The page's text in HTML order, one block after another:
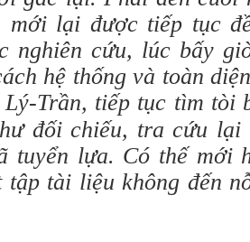
mới lại được tiếp tụcđ
nghiên cứu, lúc bấy
ách hệ thống và toàn
Lý-Trần, tiếp tục tìm tòi
ư đối chiếu, tra cứu lại
tuyển lựa. Có thế mới
tập tài liệu không đến